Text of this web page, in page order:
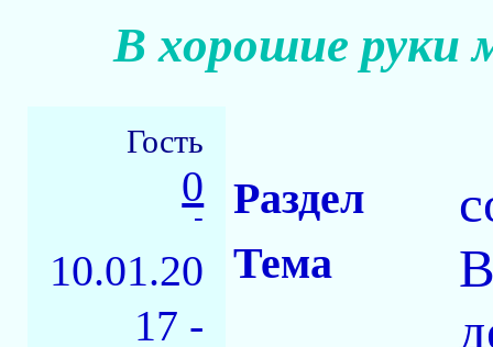
В хорошие руки
Гость
0
-
10.01.20
17 -
Раздел
Тема